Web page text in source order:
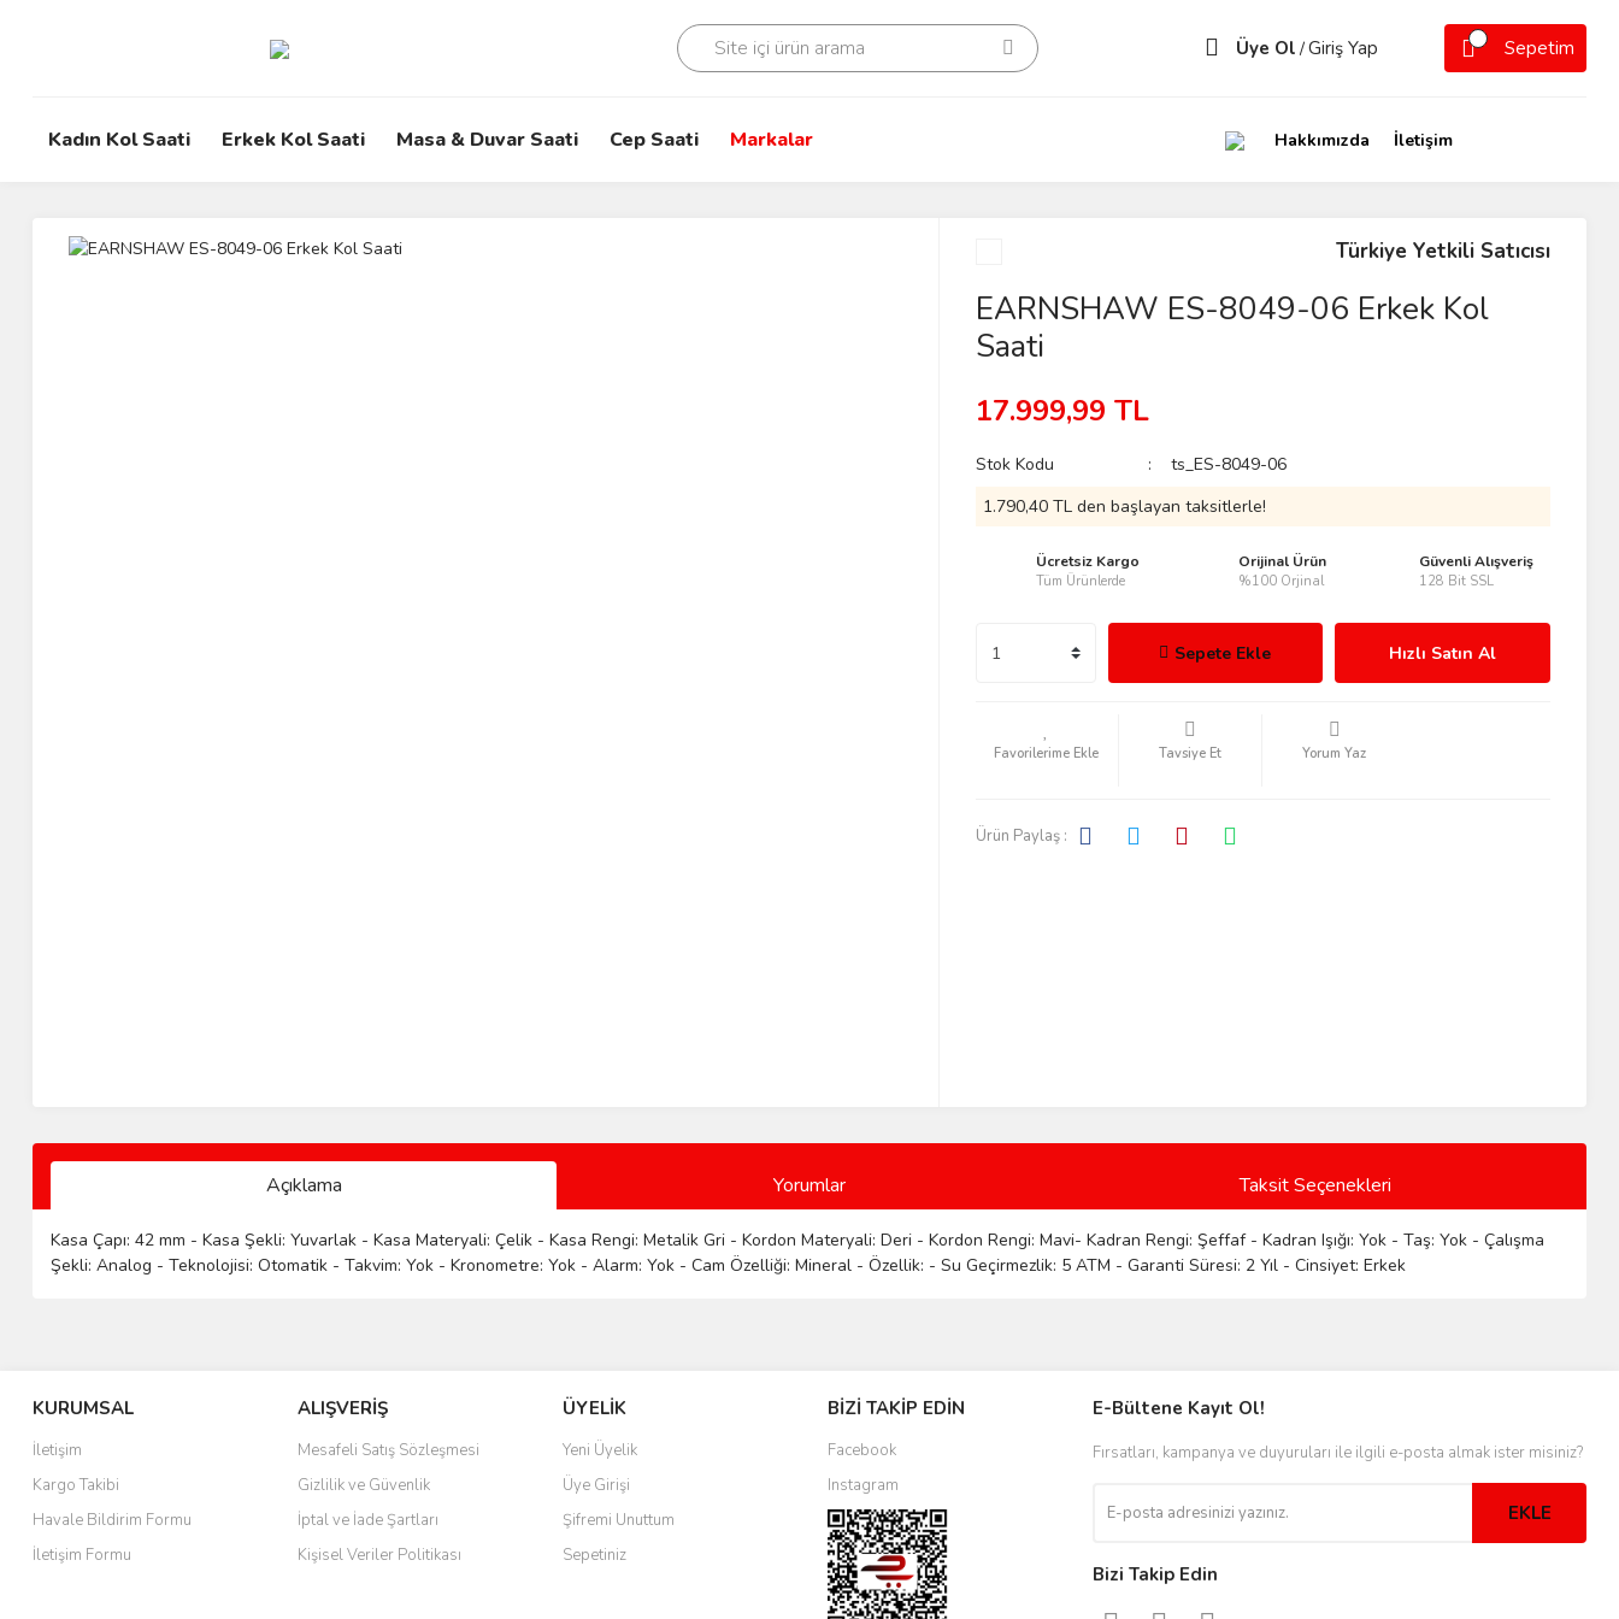
Üye Ol /Giriş Yap Sepetim
Kadın Kol Saati Erkek Kol Saati Masa & Duvar Saati Cep Saati Markalar Hakkımızda İletişim
Türkiye Yetkili Satıcısı
EARNSHAW ES-8049-06 Erkek Kol
Saati
17.999,99 TL
Stok Kodu
ts_ES-8049-06
1.790,40 TL den başlayan taksitlerle!
Ücretsiz Kargo
Tüm Ürünlerde
Orijinal Ürün
%100 Orjinal
Güvenli Alışveriş
128 Bit SSL
Sepete Ekle Hızlı Satın Al
Tavsiye Et Yorum Yaz
Ürün Paylaş :
Açıklama Yorumlar Taksit Seçenekleri
Kasa Çapı: 42 mm - Kasa Şekli: Yuvarlak - Kasa Materyali: Çelik - Kasa Rengi: Metalik Gri - Kordon Materyali: Deri - Kordon Rengi: Mavi- Kadran Rengi: Şeffaf - Kadran Işığı: Yok - Taş: Yok - Çalışma
Şekli: Analog - Teknolojisi: Otomatik - Takvim: Yok - Kronometre: Yok - Alarm: Yok - Cam Özelliği: Mineral - Özellik: - Su Geçirmezlik: 5 ATM - Garanti Süresi: 2 Yıl - Cinsiyet: Erkek
KURUMSAL
İletişim
Kargo Takibi
Havale Bildirim Formu
İletişim Formu
ALIŞVERİŞ
Mesafeli Satış Sözleşmesi
Gizlilik ve Güvenlik
İptal ve İade Şartları
Kişisel Veriler Politikası
ÜYELİK
Yeni Üyelik
Üye Girişi
Şifremi Unuttum
Sepetiniz
BİZİ TAKİP EDİN
Facebook
Instagram
E-Bültene Kayıt Ol!
Fırsatları, kampanya ve duyuruları ile ilgili e-posta almak ister misiniz?
EKLE
Bizi Takip Edin